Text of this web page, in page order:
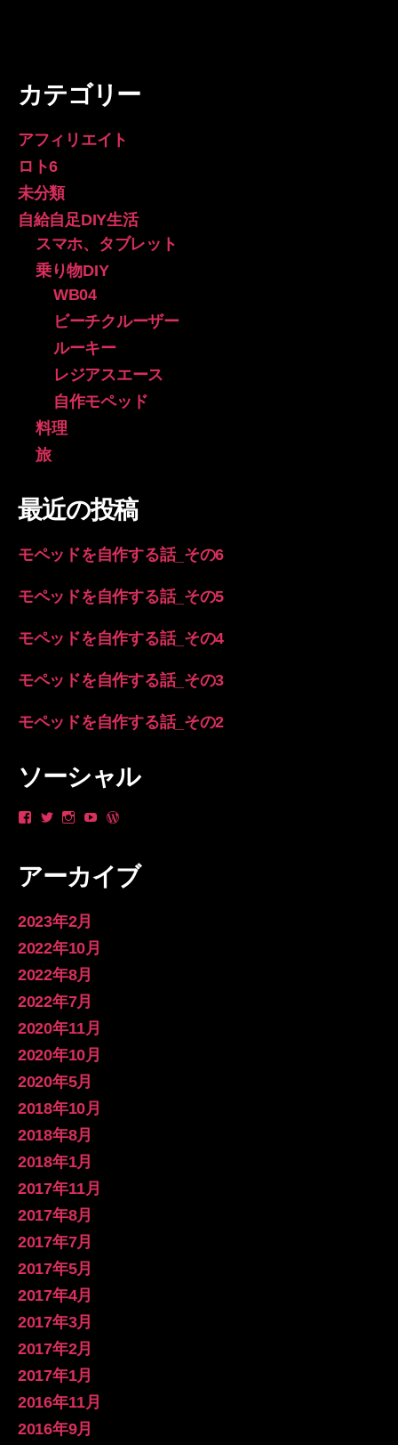
カテゴリー
アフィリエイト
ロト6
未分類
自給自足DIY生活
スマホ、タブレット
乗り物DIY
WB04
ビーチクルーザー
ルーキー
レジアスエース
自作モペッド
料理
旅
最近の投稿
モペッドを自作する話_その6
モペッドを自作する話_その5
モペッドを自作する話_その4
モペッドを自作する話_その3
モペッドを自作する話_その2
ソーシャル
や
さ
プ
ロ
フ
ィ
ー
を
で
示
_yanzo
プ
ィ
ー
ル
を
Twitter
で
表
longsleevespring
プ
ロ
ィ
ー
ル
を
Instagram
で
表
yan
の
プ
ー
ル
示
longsleevespring
プ
ロ
アーカイブ
2023年2月
2022年10月
2022年8月
2022年7月
2020年11月
2020年10月
2020年5月
2018年10月
2018年8月
2018年1月
2017年11月
2017年8月
2017年7月
2017年5月
2017年4月
2017年3月
2017年2月
2017年1月
2016年11月
2016年9月